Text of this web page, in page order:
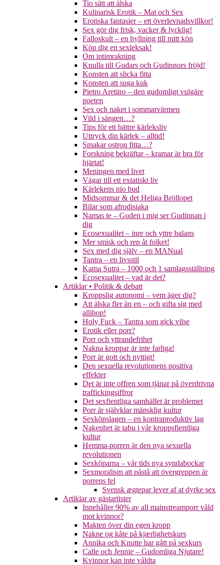
Tio sätt att älska
Kulinarisk Erotik – Mat och Sex
Erotiska fantasier – ett överlevnadsvillkor!
Sex gör dig frisk, vacker & lycklig!
Falloskult – en hyllning till mitt kön
Köp dig en sexleksak!
Om intimrakning
Knulla till Gudars och Gudinnors fröjd!
Konsten att slicka fitta
Konsten att suga kuk
Pietro Aretino – den gudomligt vulgäre
poeten
Sex och naket i sommarvärmen
Vild i sängen…?
Tips för ett bättre kärleksliv
Uttryck din kärlek – alltid!
Smakar ostron fitta…?
Forskning bekräftar – kramar är bra för
hjärtat!
Meningen med livet
Vägar till ett extatiskt liv
Kärlekens nio bud
Midsommar & det Heliga Bröllopet
Bilar som afrodisiaka
Namas te – Guden i mig ser Gudinnan i
dig
Ecosexualitet – inre och yttre balans
Mer smisk och rep åt folket!
Sex med dig själv – en MANual
Tantra – en livsstil
Kama Sutra – 1000 och 1 samlagsställning
Ecosexualitet – vad är det?
Artiklar • Politik & debatt
Kroppslig autonomi – vem äger dig?
Att älska fler än en – och gifta sig med
allihop!
Holy Fuck – Tantra som gick vilse
Erotik eller porr?
Porr och yttrandefrihet
Nakna kroppar är inte farliga!
Porr är gott och nyttigt!
Den sexuella revolutionens positiva
effekter
Det är inte offren som tjänar på överdrivna
traffickingsiffror
Det sexfientliga samhället är problemet
Porr är självklar mänsklig kultur
Sexköpslagen – en kontraproduktiv lag
Nakenhet är tabu i vår kroppsfientliga
kultur
Hemma-porren är den nya sexuella
revolutionen
Sexköparna – vår tids nya syndabockar
Sexmoralism att påstå att övergreppen är
porrens fel
Svensk ægtepar lever af at dyrke sex
Artiklar av gästartister
Innehåller 90% av all mainstreamporr våld
mot kvinnor?
Makten över din egen kropp
Nakne og kåte på kjærlighetskurs
Annika och Knutte har gått på sexkurs
Calle och Jennie – Gudomliga Njutare!
Kvinnor kan inte våldta